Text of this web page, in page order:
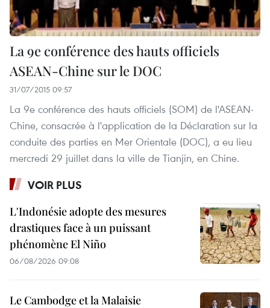
La 9e conférence des hauts officiels
ASEAN-Chine sur le DOC
31/07/2015 09:57
La 9e conférence des hauts officiels (SOM) de l'ASEAN-
Chine, consacrée à l'application de la Déclaration sur la
conduite des parties en Mer Orientale (DOC), a eu lieu
mercredi 29 juillet dans la ville de Tianjin, en Chine.
VOIR PLUS
L'Indonésie adopte des mesures
drastiques face à un puissant
phénomène El Niño
06/08/2026 09:08
Le Cambodge et la Malaisie